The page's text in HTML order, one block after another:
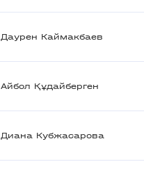
Даурен Каймакбаев
Айбол Құдайберген
Диана Кубжасарова